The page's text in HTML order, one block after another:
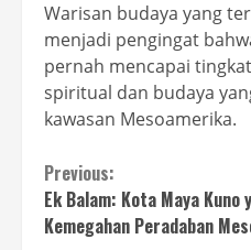
Warisan budaya yang
menjadi pengingat
pernah mencapai
spiritual dan budaya
kawasan Mesoamerika.
Continue
Reading
Previous:
Ek Balam: Kota Maya Kuno
Kemegahan Peradaban